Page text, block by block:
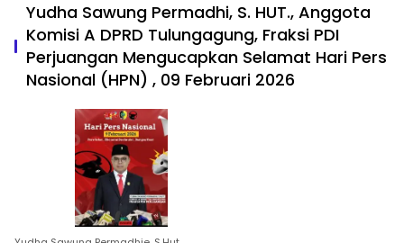
Yudha Sawung Permadhi, S. HUT., Anggota
Komisi A DPRD Tulungagung, Fraksi PDI
Perjuangan Mengucapkan Selamat Hari Pers
Nasional (HPN) , 09 Februari 2026